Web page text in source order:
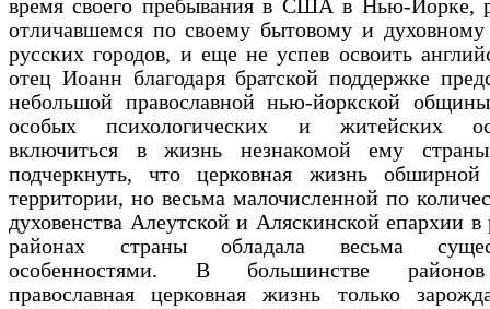
время своего пребывания в США в Нью-Йорке,
отличавшемся по своему бытовому и духовному
русских городов, и еще не успев освоить
отец Иоанн благодаря братской поддержке
небольшой православной нью-йоркской
особых психологических и житейских
включиться в жизнь незнакомой ему
подчеркнуть, что церковная жизнь
территории, но весьма малочисленной по
духо­венства Алеутской и Аляскинской епархии в
районах страны обладала весьма
особенностями. В большинстве
православная церковная жизнь только